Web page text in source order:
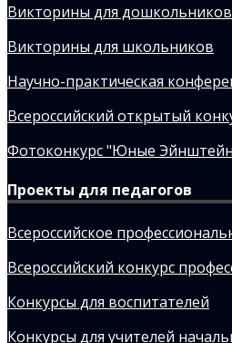
Викторины для дошкольников
Викторины для школьников
Научно-практическая
Всероссийский открытый
Фотоконкурс "Юные
Проекты для педагогов
Всероссийское
Всероссийский конкурс
Конкурсы для воспитателей
Конкурсы для учителей